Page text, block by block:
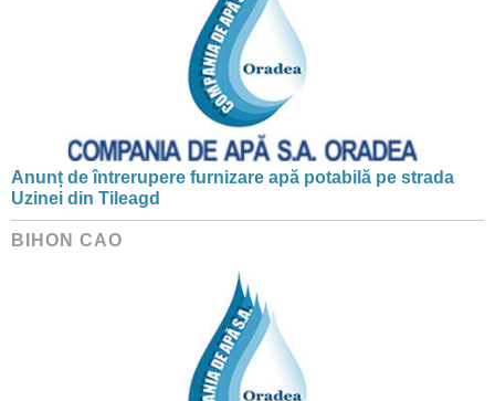
Anunț de întrerupere furnizare apă potabilă pe strada
Uzinei din Tileagd
BIHON CAO